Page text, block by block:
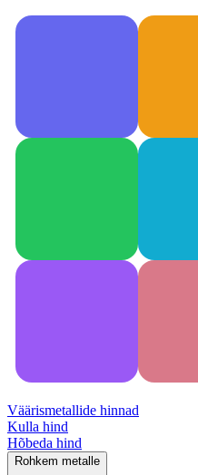
Väärismetallide hinnad
Kulla hind
Hõbeda hind
Rohkem metalle